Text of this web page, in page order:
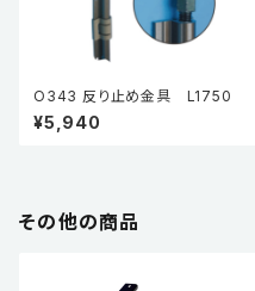
O343 反り止め金具 L1750
¥5,940
その他の商品